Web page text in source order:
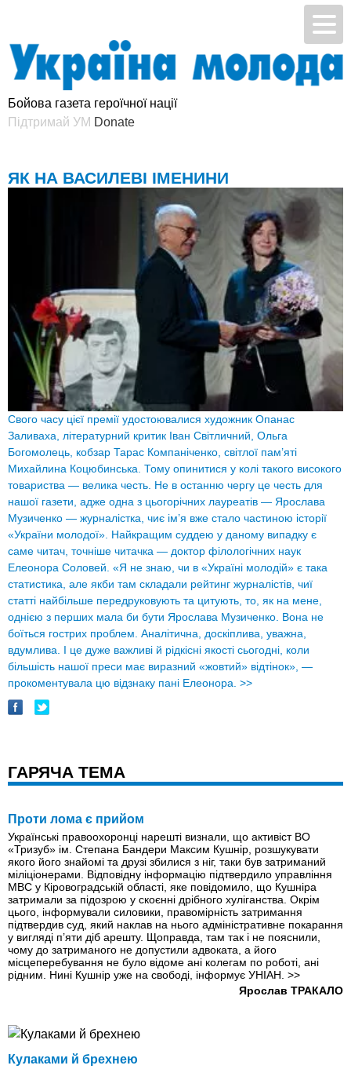
Бойова газета героїчної нації
Підтримай УМ
ЯК НА ВАСИЛЕВІ ІМЕНИНИ
Свого часу цієї премії удостоювалися художник Опанас
Заливаха, літературний критик Іван Світличний, Ольга
Богомолець, кобзар Тарас Компаніченко, світлої пам’яті
Михайлина Коцюбинська. Тому опинитися у колі такого високого
товариства — велика честь. Не в останню чергу це честь для
нашої газети, адже одна з цьогорічних лауреатів — Ярослава
Музиченко — журналістка, чиє ім’я вже стало частиною історії
«України молодої». Найкращим суддею у даному випадку є
саме читач, точніше читачка — доктор філологічних наук
Елеонора Соловей. «Я не знаю, чи в «Україні молодій» є така
статистика, але якби там складали рейтинг журналістів, чиї
статті найбільше передруковують та цитують, то, як на мене,
однією з перших мала би бути Ярослава Музиченко. Вона не
боїться гострих проблем. Аналітична, доскіплива, уважна,
вдумлива. І це дуже важливі й рідкісні якості сьогодні, коли
більшість нашої преси має виразний «жовтий» відтінок», —
прокоментувала цю відзнаку пані Елеонора. >>
ГАРЯЧА ТЕМА
Проти лома є прийом
Українські правоохоронці нарешті визнали, що активіст ВО
«Тризуб» ім. Степана Бандери Максим Кушнір, розшукувати
якого його знайомі та друзі збилися з ніг, таки був затриманий
міліціонерами. Відповідну інформацію підтвердило управління
МВС у Кіровоградській області, яке повідомило, що Кушніра
затримали за підозрою у скоєнні дрібного хуліганства. Окрім
цього, інформували силовики, правомірність затримання
підтвердив суд, який наклав на нього адміністративне покарання
у вигляді п’яти діб арешту. Щоправда, там так і не пояснили,
чому до затриманого не допустили адвоката, а його
місцеперебування не було відоме ані колегам по роботі, ані
рідним. Нині Кушнір уже на свободі, інформує УНІАН. >>
Ярослав ТРАКАЛО
Кулаками й брехнею